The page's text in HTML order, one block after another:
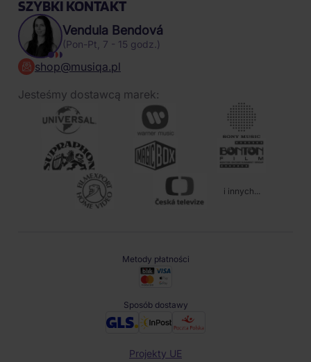
SZYBKI KONTAKT
Vendula Bendová
(Pon-Pt, 7 - 15 godz.)
shop@musiqa.pl
Jesteśmy dostawcą marek:
i innych...
Metody płatności
Sposób dostawy
Projekty UE